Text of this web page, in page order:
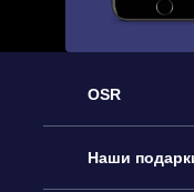
OSR
Обслуживание
Наши